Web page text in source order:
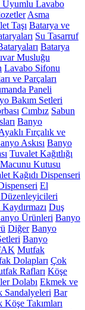
Uyumlu Lavabo
Asma
Taşı Batarya ve
Su Tasarruf
Batarya
Musluğu
Lavabo Sifonu
ve Parçaları
Paneli
Bakım Setleri
Cımbız Sabun
Banyo
Fırçalık ve
Askısı Banyo
Tuvalet Kağıtlığı
Kutusu
Kağıdı Dispenseri
El
Duş
Ürünleri Banyo
Diğer Banyo
Banyo
Mutfak
Dolapları Çok
Rafları Köşe
Dolabı Ekmek ve
Sandalyeleri Bar
Takımları